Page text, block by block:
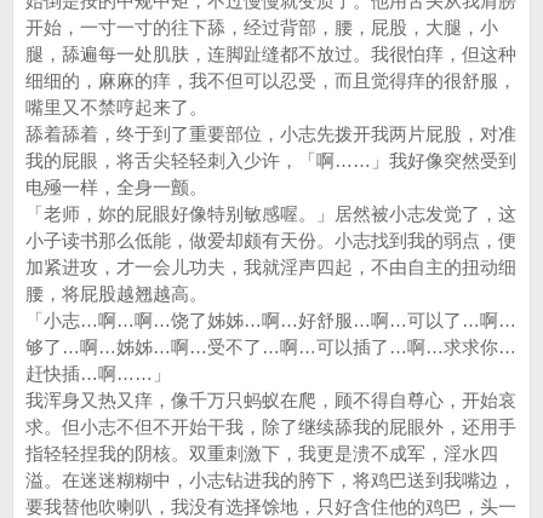
开始，一寸一寸的往下舔，经过背部，腰，屁股，大腿，小
腿，舔遍每一处肌肤，连脚趾缝都不放过。我很怕痒，但这种
细细的，麻麻的痒，我不但可以忍受，而且觉得痒的很舒服，
嘴里又不禁哼起来了。
舔着舔着，终于到了重要部位，小志先拨开我两片屁股，对准
我的屁眼，将舌尖轻轻刺入少许，「啊……」我好像突然受到
电殛一样，全身一颤。
「老师，妳的屁眼好像特别敏感喔。」居然被小志发觉了，这
小子读书那么低能，做爱却颇有天份。小志找到我的弱点，便
加紧进攻，才一会儿功夫，我就淫声四起，不由自主的扭动细
腰，将屁股越翘越高。
「小志…啊…啊…饶了姊姊…啊…好舒服…啊…可以了…啊…
够了…啊…姊姊…啊…受不了…啊…可以插了…啊…求求你…
赶快插…啊……」
我浑身又热又痒，像千万只蚂蚁在爬，顾不得自尊心，开始哀
求。但小志不但不开始干我，除了继续舔我的屁眼外，还用手
指轻轻捏我的阴核。双重刺激下，我更是溃不成军，淫水四
溢。在迷迷糊糊中，小志钻进我的胯下，将鸡巴送到我嘴边，
要我替他吹喇叭，我没有选择馀地，只好含住他的鸡巴，头一